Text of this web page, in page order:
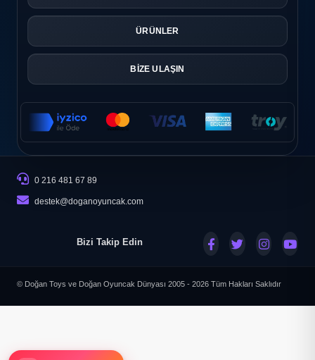
ÜRÜNLER
BİZE ULAŞIN
0 216 481 67 89
destek@doganoyuncak.com
Bizi Takip Edin
© Doğan Toys ve Doğan Oyuncak Dünyası 2005 - 2026 Tüm Hakları Saklıdır